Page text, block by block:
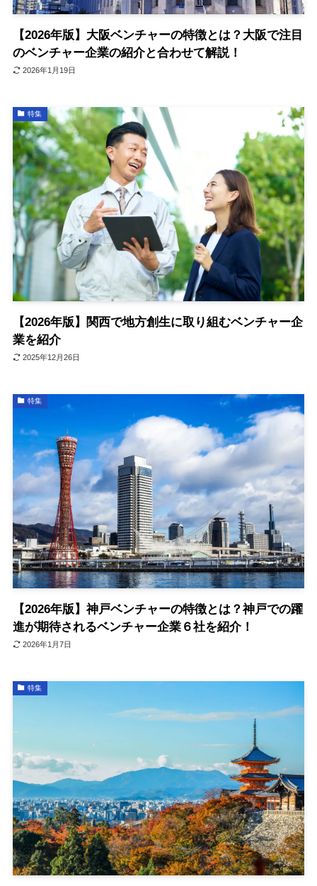
【2026年版】大阪ベンチャーの特徴とは？大阪で注目
のベンチャー企業の紹介と合わせて解説！
2026年1月19日
特集
【2026年版】関西で地方創生に取り組むベンチャー企
業を紹介
2025年12月26日
特集
【2026年版】神戸ベンチャーの特徴とは？神戸での躍
進が期待されるベンチャー企業６社を紹介！
2026年1月7日
特集